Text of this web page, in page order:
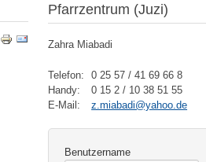
Pfarrzentrum (Juzi)
Zahra Miabadi
Telefon:
0 25 57 / 41 69 66 8
Handy:
0 15 2 / 10 38 51 55
E-Mail:
z.miabadi@yahoo.de
Benutzername